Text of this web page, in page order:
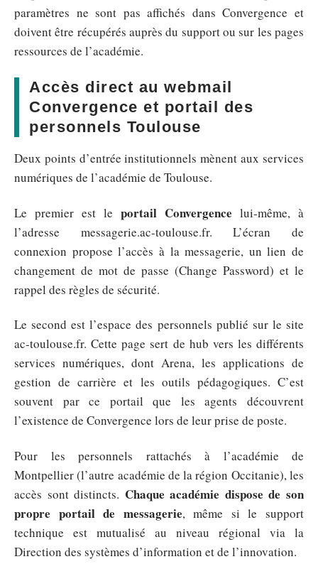
paramètres ne sont pas affichés dans Convergence et
doivent être récupérés auprès du support ou sur les pages
ressources de l’académie.
Accès direct au webmail
Convergence et portail des
personnels Toulouse
Deux points d’entrée institutionnels mènent aux services
numériques de l’académie de Toulouse.
Le premier est le portail Convergence lui-même, à
l’adresse messagerie.ac-toulouse.fr. L’écran de
connexion propose l’accès à la messagerie, un lien de
changement de mot de passe (Change Password) et le
rappel des règles de sécurité.
Le second est l’espace des personnels publié sur le site
ac-toulouse.fr. Cette page sert de hub vers les différents
services numériques, dont Arena, les applications de
gestion de carrière et les outils pédagogiques. C’est
souvent par ce portail que les agents découvrent
l’existence de Convergence lors de leur prise de poste.
Pour les personnels rattachés à l’académie de
Montpellier (l’autre académie de la région Occitanie), les
accès sont distincts. Chaque académie dispose de son
propre portail de messagerie, même si le support
technique est mutualisé au niveau régional via la
Direction des systèmes d’information et de l’innovation.